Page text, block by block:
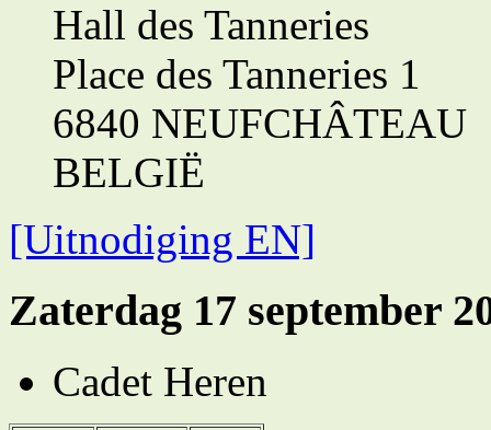
Hall des Tanneries
Place des Tanneries 1
6840 NEUFCHÂTEAU
BELGIË
[Uitnodiging EN]
Zaterdag 17 september
Cadet Heren